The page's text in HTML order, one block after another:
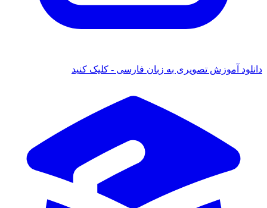
آموزش تصویری به زبان فارسی - کلیک کنید